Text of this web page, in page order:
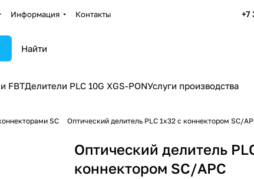
Информация Контакты +7
FBTДелители PLC 10G XGS-PONУслуги производства
SC Оптический делитель PLC 1x32 с коннектором SC/
Оптический делитель
коннектором SC/APC